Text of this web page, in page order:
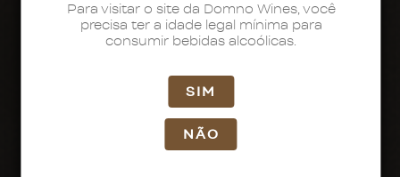
Para visitar o site da Domno Wines, você
precisa ter a idade legal mínima para
consumir bebidas alcoólicas.
SIM
NÃO